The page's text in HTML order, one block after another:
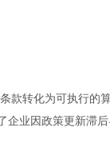
款转化为可执行
企业因政策更新滞